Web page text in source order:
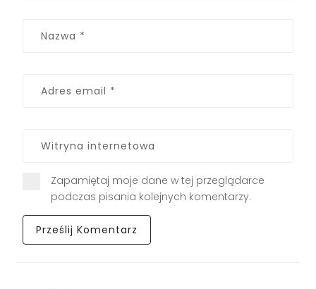
Zapamiętaj moje dane w tej przeglądarce
podczas pisania kolejnych komentarzy.